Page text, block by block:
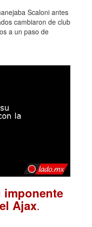
Scaloni antes
cambiaron de club
a un paso de
imponente
Ajax.